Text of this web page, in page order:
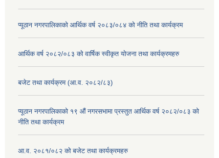
प्यूठान नगरपालिकाको आर्थिक वर्ष २०८३/०८४ को नीति तथा कार्यक्रम
आर्थिक वर्ष २०८२/०८३ को वार्षिक स्वीकृत योजना तथा कार्यक्रमहरु
बजेट तथा कार्यक्रम (आ.व. २०८२/८३)
प्यूठान नगरपालिकाको १९ औं नगरसभामा प्रस्तुत आर्थिक वर्ष २०८२/०८३ को
नीति तथा कार्यक्रम
आ.व. २०८१/०८२ को बजेट तथा कार्यक्रमहरु